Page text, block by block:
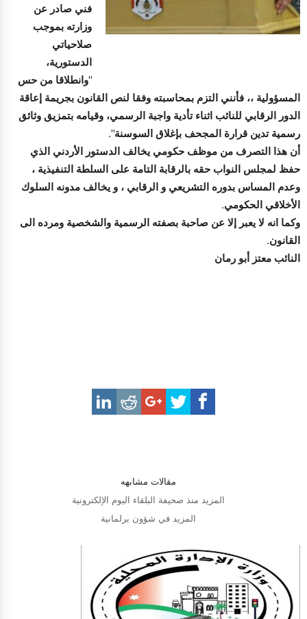
فني صادر عن
وزارته بموجب
صلاحياتي
الدستورية،
"وانطلاقا من حس
المسؤولية ،، فأنني التزم بمحاسبته وفقا لنص القانون بجريمة إعاقة
الدور الرقابي للنائب اثناء تأدية واجبة الرسمي، وقيامه بتمزيق وثائق
رسمية تدين قرارة المجحف بإغلاق السوسنة".
أن هذا التصرف من موظف حكومي يخالف الدستور الأردني الذي
حفظ لمجلس النواب حقه بالرقابة التامة على السلطة التنفيذية ،
وعدم المساس بدوره التشريعي و الرقابي ، و يخالف مدونه السلوك
الأخلاقي الحكومي.
وكما انه لا يعبر إلا عن صاحبة بصفته الرسمية والشخصية ومرده الى
القانون.
النائب معتز أبو رمان
مقالات مشابهه
المزيد منذ صحيفة البلقاء اليوم الإلكترونية
المزيد في شؤون برلمانية